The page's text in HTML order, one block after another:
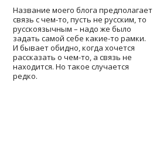
Название моего блога предполагает
связь с чем-то, пусть не русским, то
русскоязычным – надо же было
задать самой себе какие-то рамки.
И бывает обидно, когда хочется
рассказать о чем-то, а связь не
находится. Но такое случается
редко.